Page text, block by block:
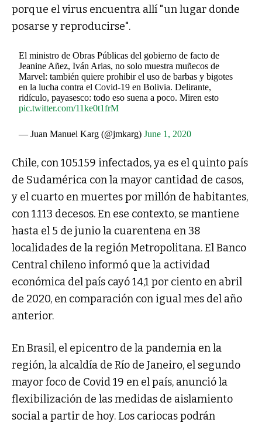
porque el virus encuentra allí "un lugar donde
posarse y reproducirse".
El ministro de Obras Públicas del gobierno de facto de
Jeanine Añez, Iván Arias, no solo muestra muñecos de
Marvel: también quiere prohibir el uso de barbas y bigotes
en la lucha contra el Covid-19 en Bolivia. Delirante,
ridículo, payasesco: todo eso suena a poco. Miren esto
pic.twitter.com/11ke0t1frM
— Juan Manuel Karg (@jmkarg)June 1, 2020
Chile, con 105.159 infectados, ya es el quinto país
de Sudamérica con la mayor cantidad de casos,
y el cuarto en muertes por millón de habitantes,
con 1.113 decesos. En ese contexto, se mantiene
hasta el 5 de junio la cuarentena en 38
localidades de la región Metropolitana. El Banco
Central chileno informó que la actividad
económica del país cayó 14,1 por ciento en abril
de 2020, en comparación con igual mes del año
anterior.
En Brasil, el epicentro de la pandemia en la
región, la alcaldía de Río de Janeiro, el segundo
mayor foco de Covid 19 en el país, anunció la
flexibilización de las medidas de aislamiento
social a partir de hoy. Los cariocas podrán